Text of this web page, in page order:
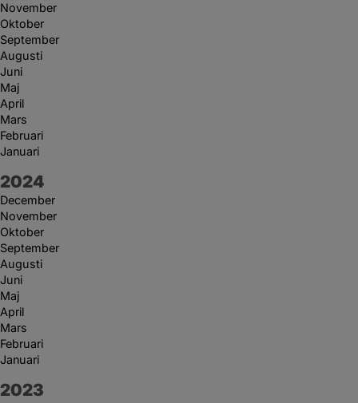
November
Oktober
September
Augusti
Juni
Maj
April
Mars
Februari
Januari
År:
2024
December
November
Oktober
September
Augusti
Juni
Maj
April
Mars
Februari
Januari
År:
2023